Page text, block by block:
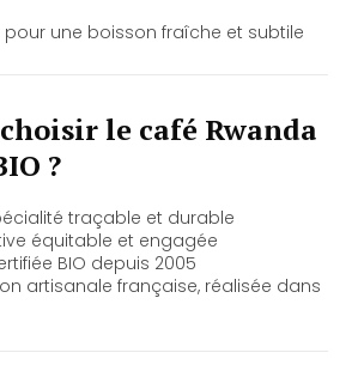
pour une boisson fraîche et subtile
le café Rwanda
?
traçable et durable
équitable et engagée
BIO depuis 2005
artisanale française, réalisée dans